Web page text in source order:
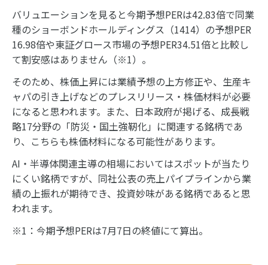
バリュエーションを見ると今期予想PERは42.83倍で同業
種のショーボンドホールディングス（1414）の予想PER
16.98倍や東証グロース市場の予想PER34.51倍と比較し
て割安感はありません（※1）。
そのため、株価上昇には業績予想の上方修正や、生産キ
ャパの引き上げなどのプレスリリース・株価材料が必要
になると思われます。また、日本政府が掲げる、成長戦
略17分野の「防災・国土強靭化」に関連する銘柄であ
り、こちらも株価材料になる可能性があります。
AI・半導体関連主導の相場においてはスポットが当たり
にくい銘柄ですが、同社公表の売上パイプラインから業
績の上振れが期待でき、投資妙味がある銘柄であると思
われます。
※1：今期予想PERは7月7日の終値にて算出。